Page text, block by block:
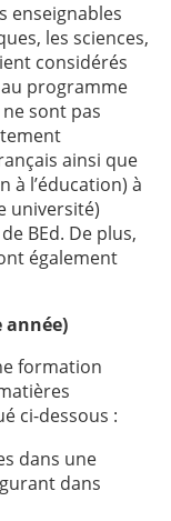
enseignables
les sciences,
considérés
programme
sont pas
ainsi que
à l’éducation) à
université)
BEd. De plus,
également
année)
formation
ci-dessous :
dans une
dans